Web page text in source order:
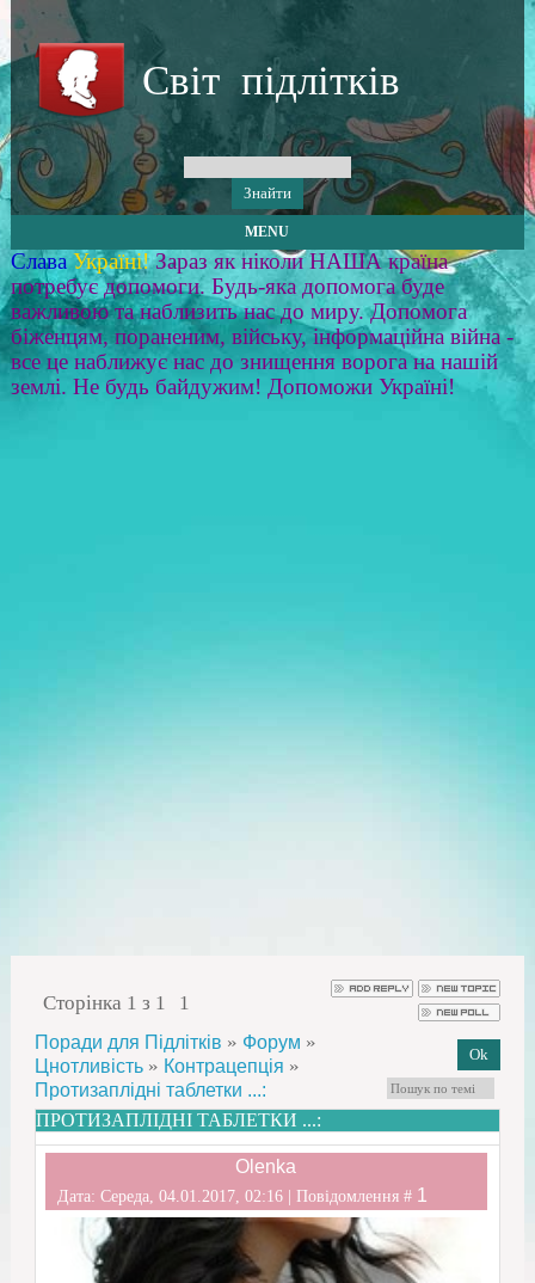
Світ підлітків
MENU
Слава Україні! Зараз як ніколи НАША країна
потребує допомоги. Будь-яка допомога буде
важливою та наблизить нас до миру. Допомога
біженцям, пораненим, війську, інформаційна війна -
все це наближує нас до знищення ворога на нашій
землі. Не будь байдужим! Допоможи Україні!
Сторінка 1 з 1 1
Поради для Підлітків » Форум »
Цнотливість » Контрацепція »
Протизаплідні таблетки ...:
ПРОТИЗАПЛІДНІ ТАБЛЕТКИ ...:
Olenka
Дата: Середа, 04.01.2017, 02:16 | Повідомлення # 1